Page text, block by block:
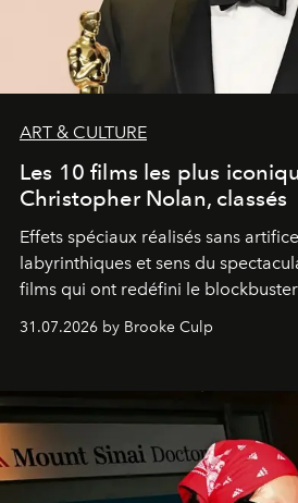
ART & CULTURE
Les 10 films les plus
Christopher Nolan, classés
Effets spéciaux réalisés sans
labyrinthiques et sens du
films qui ont redéfini le
31.07.2026 by Brooke Culp